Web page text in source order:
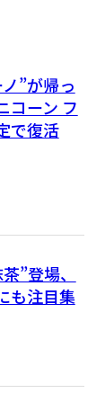
”が帰っ
コーン フ
で復活
”登場、
も注目集